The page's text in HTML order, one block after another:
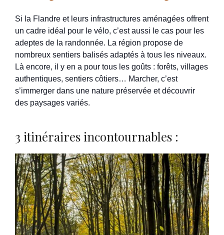
Si la Flandre et leurs infrastructures aménagées offrent
un cadre idéal pour le vélo, c’est aussi le cas pour les
adeptes de la randonnée. La région propose de
nombreux sentiers balisés adaptés à tous les niveaux.
Là encore, il y en a pour tous les goûts : forêts, villages
authentiques, sentiers côtiers… Marcher, c’est
s’immerger dans une nature préservée et découvrir
des paysages variés.
3 itinéraires incontournables :